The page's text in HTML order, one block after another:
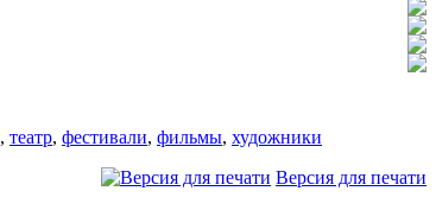
, театр, фестивали, фильмы, художники
Версия для печати